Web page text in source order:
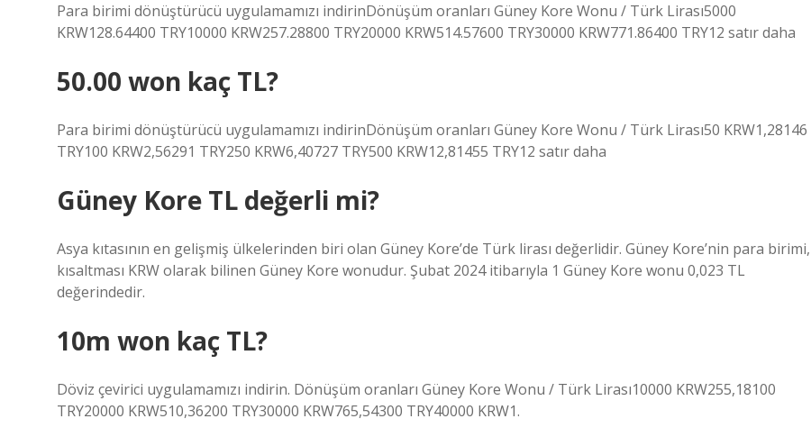
Para birimi dönüştürücü uygulamamızı indirinDönüşüm oranları Güney Kore Wonu / Türk Lirası5000
KRW128.64400 TRY10000 KRW257.28800 TRY20000 KRW514.57600 TRY30000 KRW771.86400 TRY12 satır daha
50.00 won kaç TL?
Para birimi dönüştürücü uygulamamızı indirinDönüşüm oranları Güney Kore Wonu / Türk Lirası50 KRW1,28146
TRY100 KRW2,56291 TRY250 KRW6,40727 TRY500 KRW12,81455 TRY12 satır daha
Güney Kore TL değerli mi?
Asya kıtasının en gelişmiş ülkelerinden biri olan Güney Kore’de Türk lirası değerlidir. Güney Kore’nin para birimi,
kısaltması KRW olarak bilinen Güney Kore wonudur. Şubat 2024 itibarıyla 1 Güney Kore wonu 0,023 TL
değerindedir.
10m won kaç TL?
Döviz çevirici uygulamamızı indirin. Dönüşüm oranları Güney Kore Wonu / Türk Lirası10000 KRW255,18100
TRY20000 KRW510,36200 TRY30000 KRW765,54300 TRY40000 KRW1.